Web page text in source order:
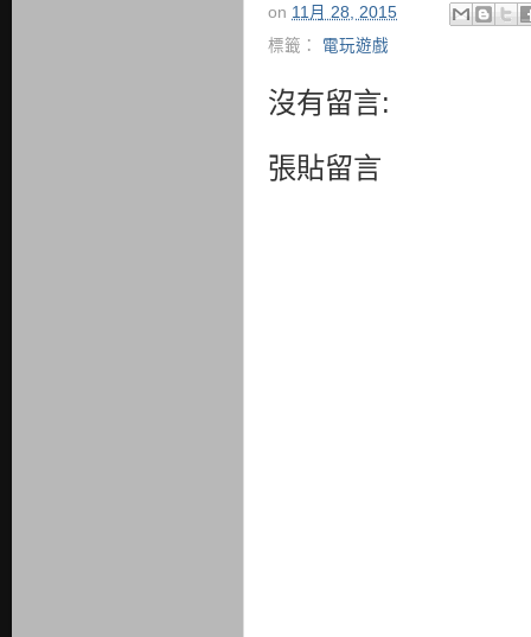
on 11月 28, 2015
標籤： 電玩遊戲
沒有留言:
張貼留言